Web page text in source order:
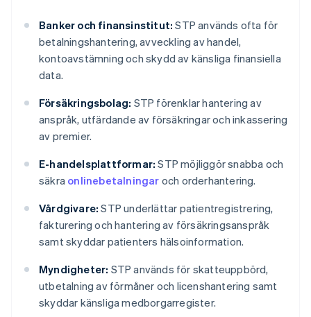
Banker och finansinstitut: STP används ofta för
betalningshantering, avveckling av handel,
kontoavstämning och skydd av känsliga finansiella
data.
Försäkringsbolag: STP förenklar hantering av
anspråk, utfärdande av försäkringar och inkassering
av premier.
E-handelsplattformar: STP möjliggör snabba och
säkra onlinebetalningar och orderhantering.
Vårdgivare: STP underlättar patientregistrering,
fakturering och hantering av försäkringsanspråk
samt skyddar patienters hälsoinformation.
Myndigheter: STP används för skatteuppbörd,
utbetalning av förmåner och licenshantering samt
skyddar känsliga medborgarregister.